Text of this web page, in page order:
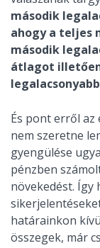
második
ahogy a teljes
második
átlagot
És pont erről
nem szeretne
gyengülése
pénzben
növekedést. Így
határainkon
összegek, már